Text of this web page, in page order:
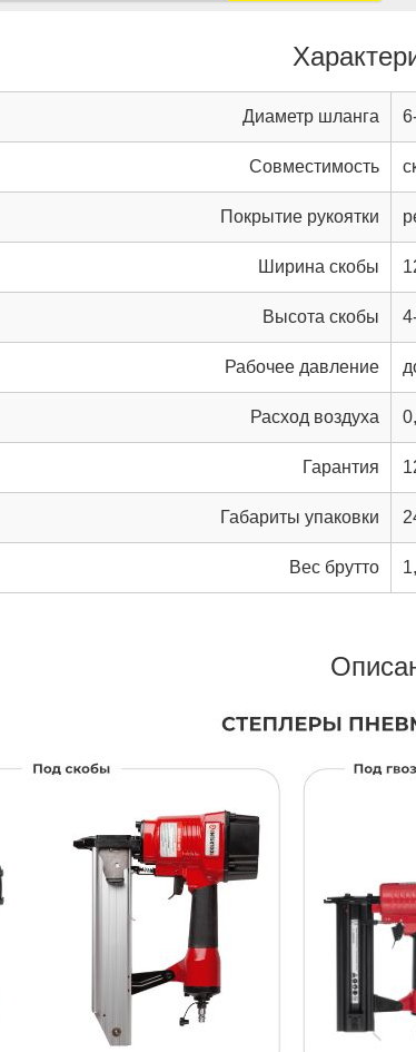
Диаметр шланга
Совместимость
Покрытие рукоятки
Ширина скобы
Высота скобы
Рабочее давление
Расход воздуха
Гарантия
Габариты упаковки
Вес брутто